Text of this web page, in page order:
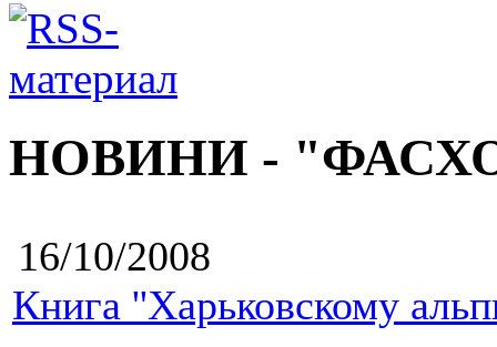
НОВИНИ -
16/10/2008
Книга ''Харьковскому